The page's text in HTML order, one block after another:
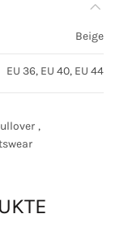
Beige
EU 36, EU 40, EU 44
,